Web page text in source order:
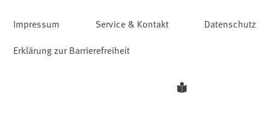
Impressum Service & Kontakt
Datenschutz
Erklärung zur Barrierefreiheit